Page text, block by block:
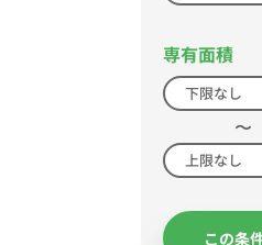
専有面積
〜
この条